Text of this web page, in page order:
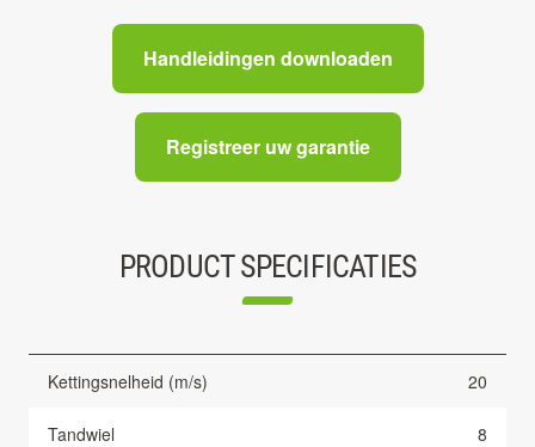
Handleidingen downloaden
Registreer uw garantie
PRODUCT SPECIFICATIES
Kettingsnelheid (m/s) 20
Tandwiel 8